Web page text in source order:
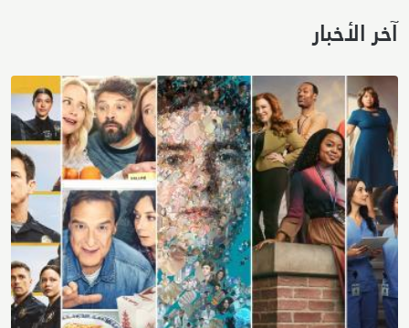
آخر الأخبار